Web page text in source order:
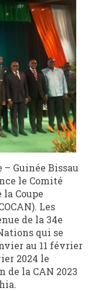
– Guinée Bissau
le Comité
Coupe
Les
de la 34e
qui se
au 11 février
2024 le
de la CAN 2023